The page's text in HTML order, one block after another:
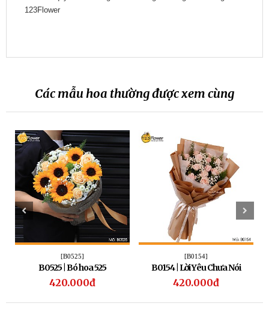
123Flower
Các mẫu hoa thường được xem cùng
[B0525]
B0525 | Bó hoa 525
420.000đ
[B0154]
B0154 | Lời Yêu Chưa Nói
420.000đ